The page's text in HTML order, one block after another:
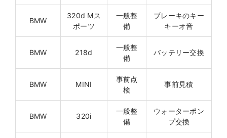
BMW
320d Mス
ポーツ
一般整
備
ブレーキのキー
キーオ音
BMW 218d
一般整
備
バッテリー交換
BMW MINI
事前点
検
事前見積
BMW 320i
一般整
備
ウォーターポン
プ交換